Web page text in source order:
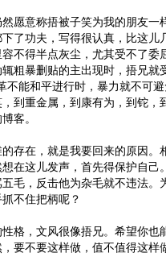
愿意称捂被子笑为我的朋友一
了功夫，写得很认真，比这儿
不得半点灰尘，尤其受不了委
粗暴删贴的主出现时，捂兄就
不能和平进行时，暴力就不可
到重金属，到康有为，到铊，
客。
存在，就是我要回来的原因。
在这儿发声，首先得保护自己
毛，反击他为杂毛就不违法。
不住把柄呢？
格，文风很像捂兄。希望你也
要不要这样做，值不值得这样